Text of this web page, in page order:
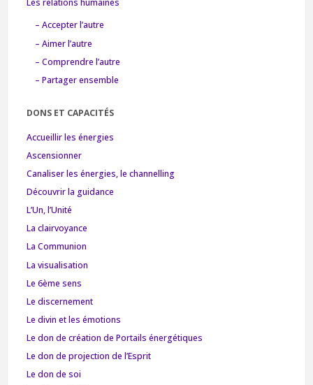
Les relations humaines
– Accepter l’autre
– Aimer l’autre
– Comprendre l’autre
– Partager ensemble
DONS ET CAPACITÉS
Accueillir les énergies
Ascensionner
Canaliser les énergies, le channelling
Découvrir la guidance
L’Un, l’Unité
La clairvoyance
La Communion
La visualisation
Le 6ème sens
Le discernement
Le divin et les émotions
Le don de création de Portails énergétiques
Le don de projection de l’Esprit
Le don de soi